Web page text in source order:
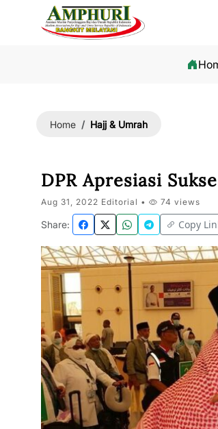
Home Hajj & Umrah
DPR Apresiasi
Aug 31, 2022 Editorial • 74 views
Share: Copy